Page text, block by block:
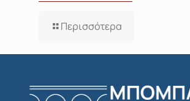
Περισσότερα